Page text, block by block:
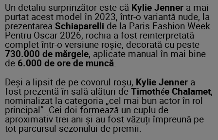
Un detaliu surprinzător este că Kylie Jenner a mai
purtat acest model în 2023, într-o variantă nude, la
prezentarea Schiaparelli de la Paris Fashion Week.
Pentru Oscar 2026, rochia a fost reinterpretată
complet într-o versiune roșie, decorată cu peste
730.000 de mărgele, aplicate manual în mai bine
de 6.000 de ore de muncă
Deși a lipsit de pe covorul roșu, Kylie Jenner a
fost prezentă în sală alături de Timothée Chalamet,
nominalizat la categoria „cel mai bun actor în rol
principal”. Cei doi formează un cuplu de
aproximativ trei ani și au fost văzuți împreună pe
tot parcursul sezonului de premii.